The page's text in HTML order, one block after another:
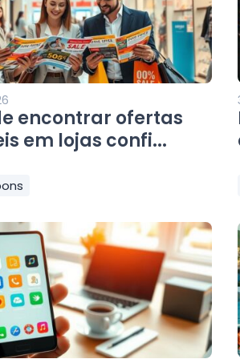
encontrar ofertas
em lojas confi...